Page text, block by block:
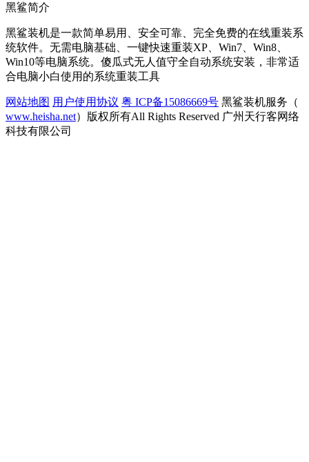
黑鲨简介
黑鲨装机是一款简单易用、安全可靠、完全免费的在线重装系
统软件。无需电脑基础、一键快速重装XP、Win7、Win8、
Win10等电脑系统。傻瓜式无人值守全自动系统安装，非常适
合电脑小白使用的系统重装工具
网站地图 用户使用协议 粤 ICP备15086669号 黑鲨装机服务（
www.heisha.net）版权所有All Rights Reserved 广州天行客网络
科技有限公司